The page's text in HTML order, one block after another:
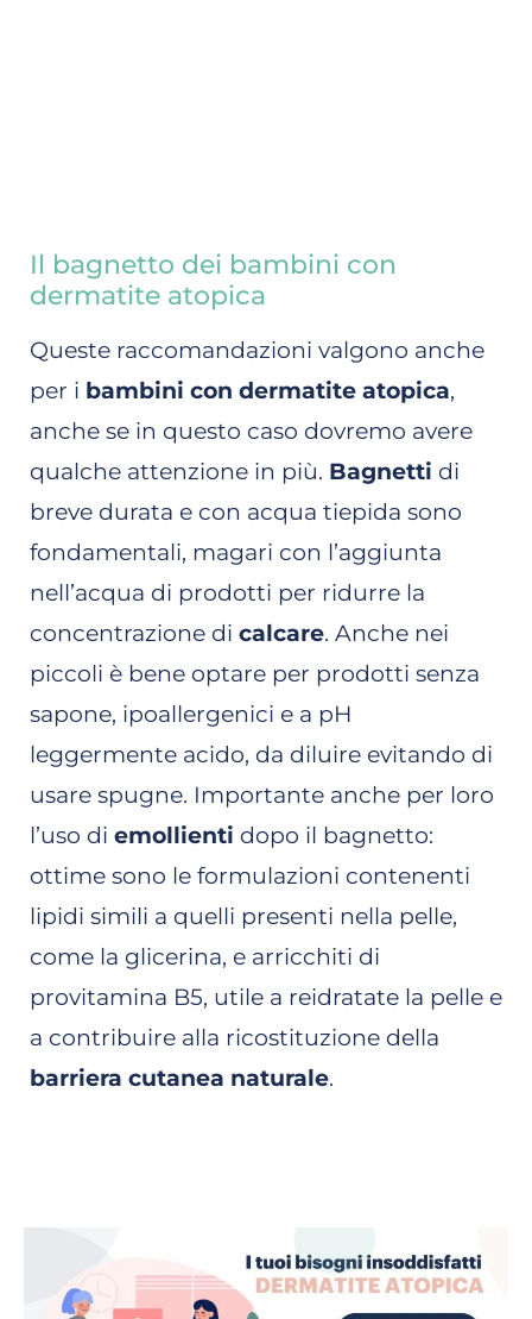
Il bagnetto dei bambini con
dermatite atopica
Queste raccomandazioni valgono anche
per i bambini con dermatite atopica,
anche se in questo caso dovremo avere
qualche attenzione in più. Bagnetti di
breve durata e con acqua tiepida sono
fondamentali, magari con l’aggiunta
nell’acqua di prodotti per ridurre la
concentrazione di calcare. Anche nei
piccoli è bene optare per prodotti senza
sapone, ipoallergenici e a pH
leggermente acido, da diluire evitando di
usare spugne. Importante anche per loro
l’uso di emollienti dopo il bagnetto:
ottime sono le formulazioni contenenti
lipidi simili a quelli presenti nella pelle,
come la glicerina, e arricchiti di
provitamina B5, utile a reidratate la pelle e
a contribuire alla ricostituzione della
barriera cutanea naturale.